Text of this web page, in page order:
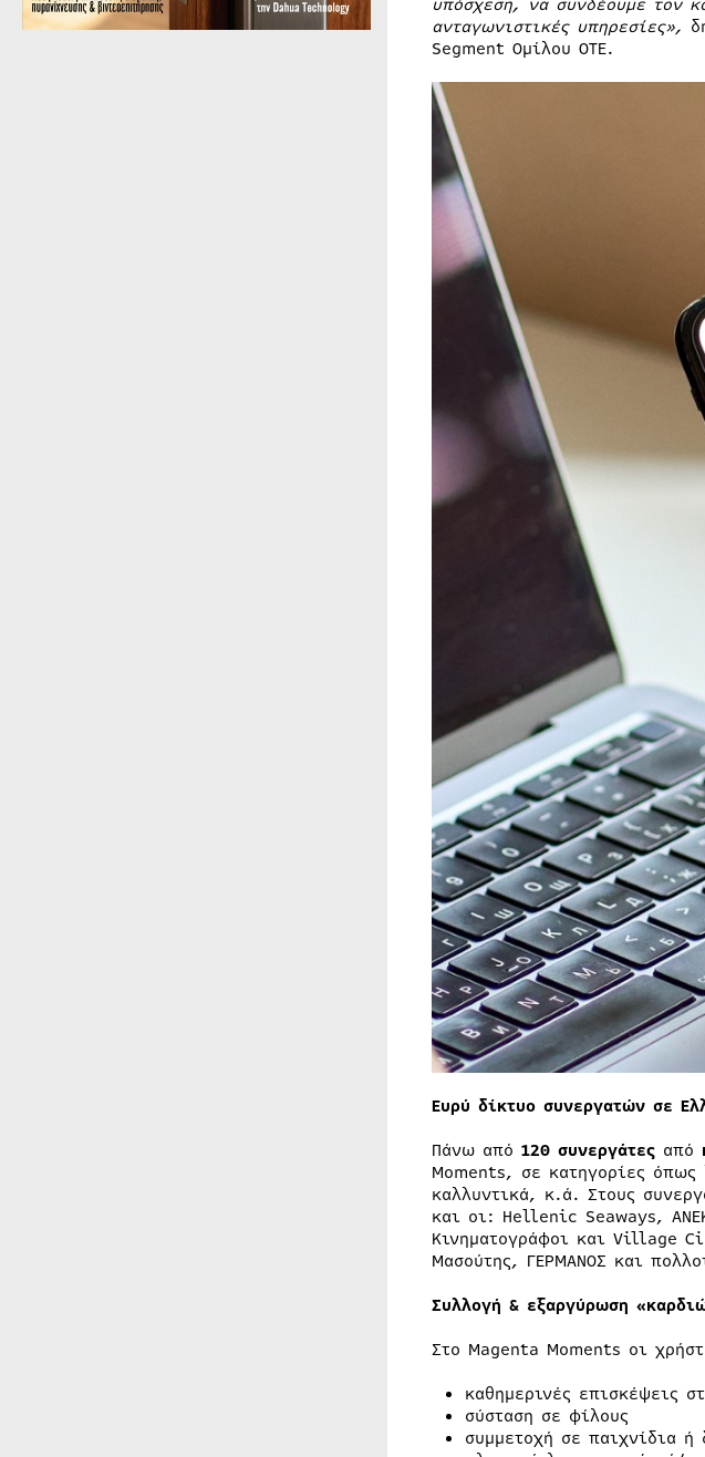
υπόσχεση, να συνδέουμε τον
ανταγωνιστικές υπηρεσίες»,
Segment Ομίλου ΟΤΕ.
Ευρύ δίκτυο συνεργατών σε
Πάνω από 120 συνεργάτες από
Moments, σε κατηγορίες
καλλυντικά, κ.ά. Στους
και οι: Hellenic Seaways,
Κινηματογράφοι και Village
Μασούτης, ΓΕΡΜΑΝΟΣ και
Συλλογή & εξαργύρωση
Στο Magenta Moments οι
καθημερινές επισκέψεις
σύσταση σε φίλους
συμμετοχή σε παιχνίδια ή